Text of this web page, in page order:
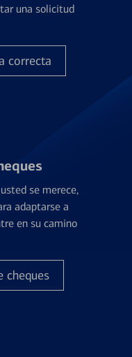
una solicitud
correcta
se merece,
adaptarse a
en su camino
cheques